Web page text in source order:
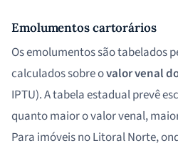
Emolumentos cartorários
Os emolumentos são tabelados
calculados sobre ovalor venal
IPTU). A tabela estadual prevê
quanto maior o valor venal,
Para imóveis no Litoral Norte,